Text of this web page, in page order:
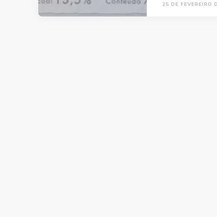
25 DE FEVEREIRO